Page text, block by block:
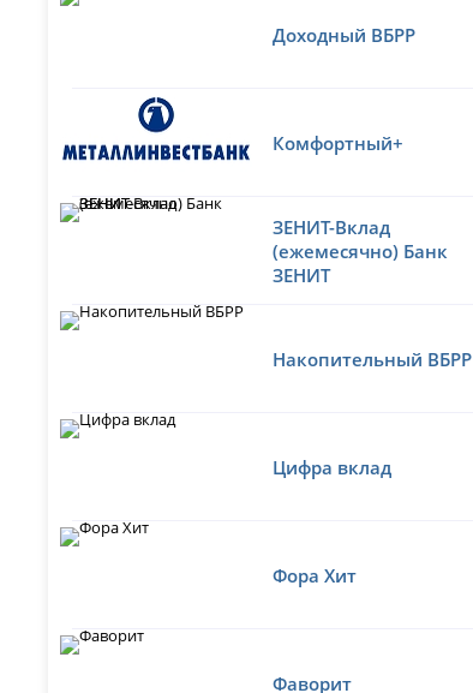
Доходный ВБРР
Комфортный+
ЗЕНИТ-Вклад
(ежемесячно) Банк
ЗЕНИТ
Накопительный ВБРР
Цифра вклад
Фора Хит
Фаворит